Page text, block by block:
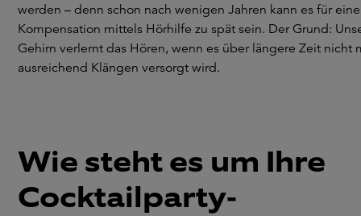
werden – denn schon nach wenigen Jahren kann es für eine
Kompensation mittels Hörhilfe zu spät sein. Der Grund:
Gehirn verlernt das Hören, wenn es über längere Zeit nicht
ausreichend Klängen versorgt wird.
Wie steht es um Ihre
Cocktailparty-